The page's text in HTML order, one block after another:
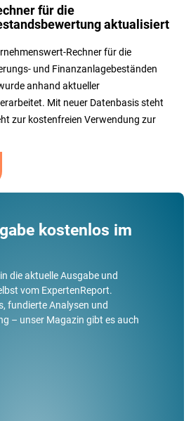
für die
aktualisiert
Rechner für die
und Finanzanlagebeständen
anhand aktueller
Mit neuer Datenbasis steht
zur kostenfreien Verwendung zur
kostenlos im
die aktuelle Ausgabe und
vom ExpertenReport.
fundierte Analysen und
– unser Magazin gibt es auch